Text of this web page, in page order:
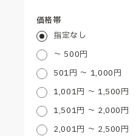
価格帯
指定なし
～ 500円
501円 ～ 1,000円
1,001円 ～ 1,500円
1,501円 ～ 2,000円
2,001円 ～ 2,500円